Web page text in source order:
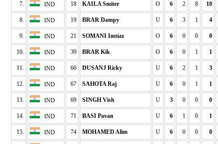
7. IND 18 KAILA Smiter O 6 2 8 10
8. IND 19 BRAR Dampy U 6 3 1 4
9. IND 21 SOMANI Imtiaz O 6 0 0 0
10. IND 39 BRAR Kik O 6 0 1 1
11. IND 66 DUSANJ Ricky U 6 2 1 3
12. IND 67 SAHOTA Raj U 6 0 1 1
13. IND 69 SINGH Vish U 3 0 0 0
14. IND 71 BASI Pavan U 6 1 0 1
15. IND 74 MOHAMED Alim U 6 0 0 0